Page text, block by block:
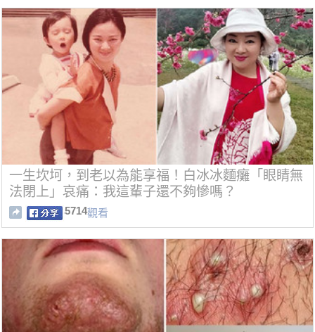
一生坎坷，到老以為能享福！白冰冰麵癱「眼睛無
法閉上」哀痛：我這輩子還不夠慘嗎？
5714觀看